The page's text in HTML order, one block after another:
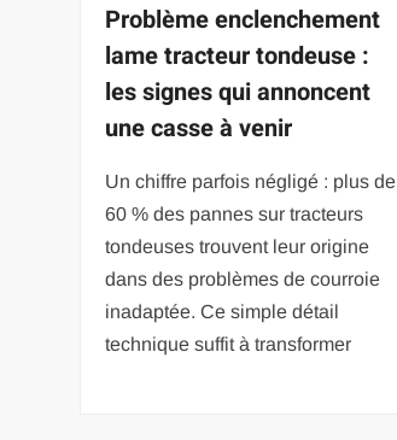
Problème enclenchement
lame tracteur tondeuse :
les signes qui annoncent
une casse à venir
Un chiffre parfois négligé : plus de
60 % des pannes sur tracteurs
tondeuses trouvent leur origine
dans des problèmes de courroie
inadaptée. Ce simple détail
technique suffit à transformer